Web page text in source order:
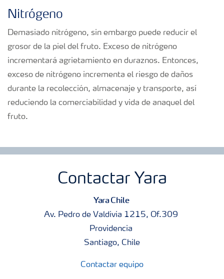
Nitrógeno
Demasiado nitrógeno, sin embargo puede reducir el
grosor de la piel del fruto. Exceso de nitrógeno
incrementará agrietamiento en duraznos. Entonces,
exceso de nitrógeno incrementa el riesgo de daños
durante la recolección, almacenaje y transporte, así
reduciendo la comerciabilidad y vida de anaquel del
fruto.
Contactar Yara
Yara Chile
Av. Pedro de Valdivia 1215, Of.309
Providencia
Santiago, Chile
Contactar equipo